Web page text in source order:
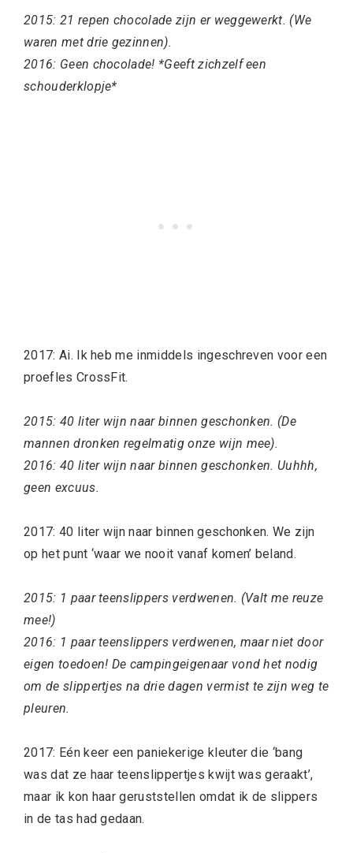
2015: 21 repen chocolade zijn er weggewerkt. (We
waren met drie gezinnen).
2016: Geen chocolade! *Geeft zichzelf een
schouderklopje*
2017: Ai. Ik heb me inmiddels ingeschreven voor een
proefles CrossFit.
2015: 40 liter wijn naar binnen geschonken. (De
mannen dronken regelmatig onze wijn mee).
2016: 40 liter wijn naar binnen geschonken. Uuhhh,
geen excuus.
2017: 40 liter wijn naar binnen geschonken. We zijn
op het punt ‘waar we nooit vanaf komen’ beland.
2015: 1 paar teenslippers verdwenen. (Valt me reuze
mee!)
2016: 1 paar teenslippers verdwenen, maar niet door
eigen toedoen! De campingeigenaar vond het nodig
om de slippertjes na drie dagen vermist te zijn weg te
pleuren.
2017: Eén keer een paniekerige kleuter die ‘bang
was dat ze haar teenslippertjes kwijt was geraakt’,
maar ik kon haar geruststellen omdat ik de slippers
in de tas had gedaan.